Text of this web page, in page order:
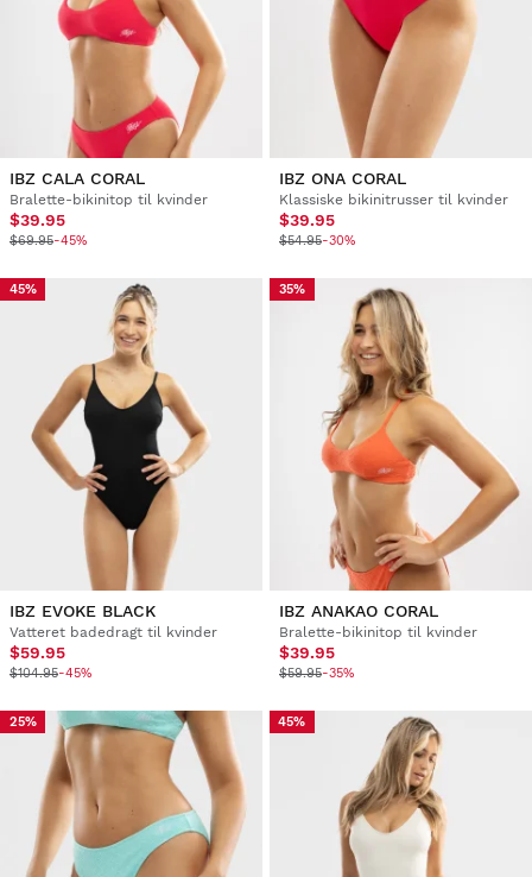
IBZ CALA CORAL
Bralette-bikinitop til kvinder
$39.95
$69.95-45%
IBZ ONA CORAL
Klassiske bikinitrusser til kvinder
$39.95
$54.95-30%
45%
IBZ EVOKE BLACK
Vatteret badedragt til kvinder
$59.95
$104.95-45%
35%
IBZ ANAKAO CORAL
Bralette-bikinitop til kvinder
$39.95
$59.95-35%
25% 45%